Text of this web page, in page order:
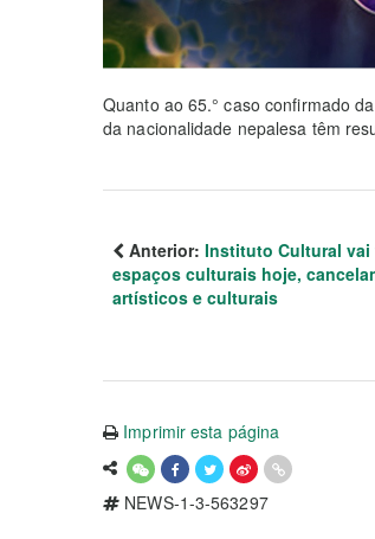
Quanto ao 65.° caso confirmado
da nacionalidade nepalesa têm
Anterior: Instituto Cultural vai
espaços culturais hoje,
artísticos e culturais
Imprimir esta página
NEWS-1-3-563297